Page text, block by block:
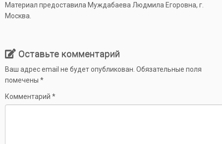
Материал предоставила Муждабаева Людмила Егоровна, г.
Москва.
Оставьте комментарий
Ваш адрес email не будет опубликован. Обязательные поля
помечены *
Комментарий *